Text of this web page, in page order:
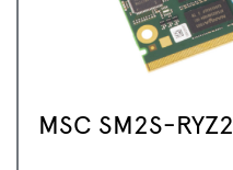
MSC SM2S-RYZ2